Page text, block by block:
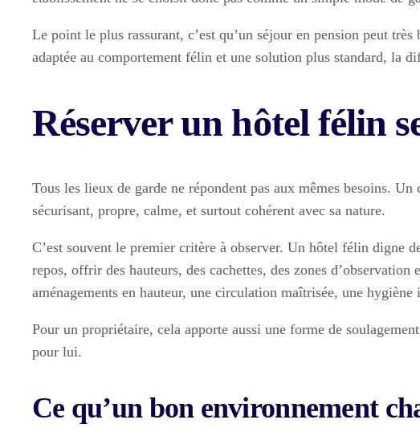
Le point le plus rassurant, c’est qu’un séjour en pension peut
adaptée au comportement félin et une solution plus standard, la
Réserver un hôtel félin
Tous les lieux de garde ne répondent pas aux mêmes besoins.
sécurisant, propre, calme, et surtout cohérent avec sa nature.
C’est souvent le premier critère à observer. Un hôtel félin digne
repos, offrir des hauteurs, des cachettes, des zones
aménagements en hauteur, une circulation maîtrisée, une
Pour un propriétaire, cela apporte aussi une forme de
pour lui.
Ce qu’un bon environnement